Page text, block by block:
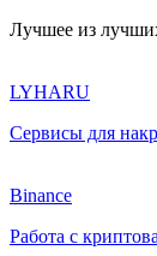
Лучшее из
LYHARU
Сервисы для
Binance
Работа с